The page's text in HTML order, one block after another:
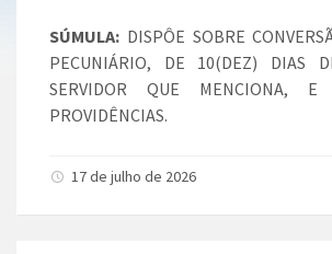
SÚMULA: DISPÔE SOBRE
PECUNIÁRIO, DE 10(DEZ) DIAS
SERVIDOR QUE MENCIONA, E
PROVIDÊNCIAS.
17 de julho de 2026